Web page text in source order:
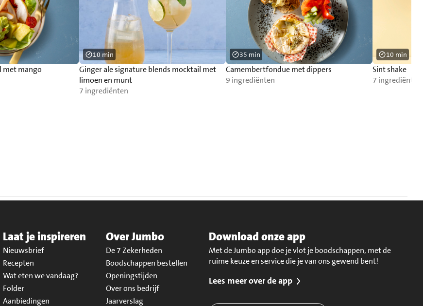
met mango
Ginger ale signature blends mocktail met
limoen en munt
7 ingrediënten
10 min
Camembertfondue met dippers
9 ingrediënten
35 min
Sint shake
7 ingrediënten
10 min
Laat je inspireren
Nieuwsbrief
Recepten
Wat eten we vandaag?
Folder
Aanbiedingen
Over Jumbo
De 7 Zekerheden
Boodschappen bestellen
Openingstijden
Over ons bedrijf
Jaarverslag
Download onze app
Met de Jumbo app doe je vlot je boodschappen, met de
ruime keuze en service die je van ons gewend bent!
Lees meer over de app